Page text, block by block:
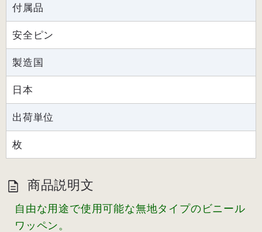
付属品
安全ピン
製造国
日本
出荷単位
枚
商品説明文
自由な用途で使用可能な無地タイプのビニール
ワッペン。